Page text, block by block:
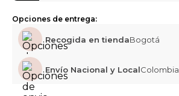
Opciones de entrega:
Recogida en tiendaBogotá
Envío Nacional y LocalColombia